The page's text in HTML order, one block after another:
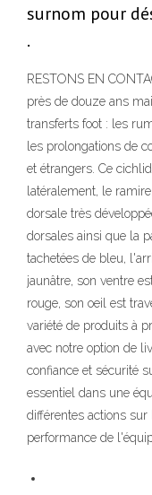
surnom pour
.
RESTONS EN
près de douze ans
transferts foot : les
les prolongations de
et étrangers. Ce
latéralement, le
dorsale très
dorsales ainsi que la
tachetées de bleu,
jaunâtre, son ventre
rouge, son oeil est
variété de produits à
avec notre option de
confiance et sécurité
essentiel dans une
différentes actions
performance de